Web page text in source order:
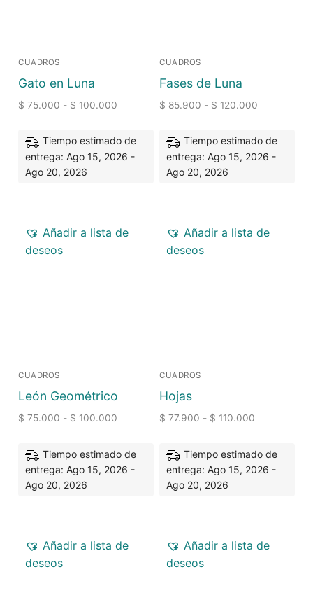
CUADROS
Gato en Luna
$ 75.000 - $ 100.000
Tiempo estimado de
entrega: Ago 15, 2026 -
Ago 20, 2026
CUADROS
Fases de Luna
$ 85.900 - $ 120.000
Tiempo estimado de
entrega: Ago 15, 2026 -
Ago 20, 2026
Añadir a lista de
deseos
CUADROS
León Geométrico
$ 75.000 - $ 100.000
Tiempo estimado de
entrega: Ago 15, 2026 -
Ago 20, 2026
Añadir a lista de
deseos
CUADROS
Hojas
$ 77.900 - $ 110.000
Tiempo estimado de
entrega: Ago 15, 2026 -
Ago 20, 2026
Añadir a lista de
deseos
Añadir a lista de
deseos